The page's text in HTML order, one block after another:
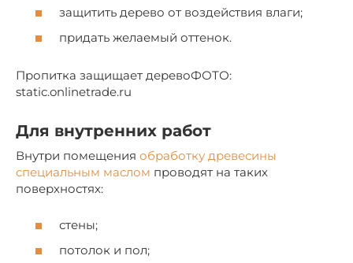
защитить дерево от воздействия влаги;
придать желаемый оттенок.
Пропитка защищает деревоФОТО:
static.onlinetrade.ru
Для внутренних работ
Внутри помещения обработку древесины
специальным маслом проводят на таких
поверхностях:
стены;
потолок и пол;